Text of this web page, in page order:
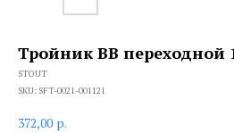
Тройник ВВ переходной
STOUT
SKU: SFT-0021-001121
372,00 р.